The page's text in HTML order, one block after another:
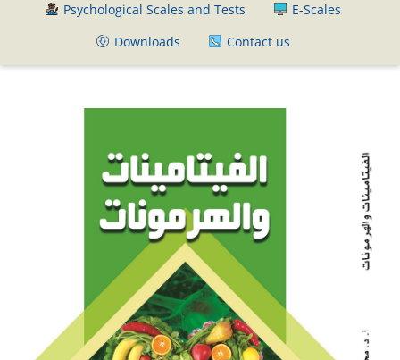
Psychological Scales and Tests
E-Scales
Downloads
Contact us